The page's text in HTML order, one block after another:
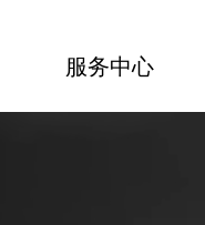
服务中心